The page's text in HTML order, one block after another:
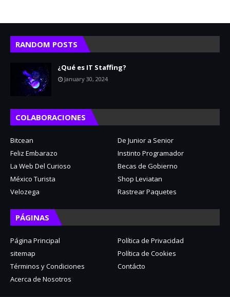
RANDOM POSTS
¿Qué es IT Staffing?
January 30, 2024
COLABORACIONES
Bitcean
De Junior a Senior
Feliz Embarazo
Instinto Programador
La Web Del Curioso
Becas de Gobierno
México Turista
Shop Leviatan
Velozega
Rastrear Paquetes
PÁGINAS
Página Principal
Política de Privacidad
sitemap
Política de Cookies
Términos y Condiciones
Contácto
Acerca de Nosotros